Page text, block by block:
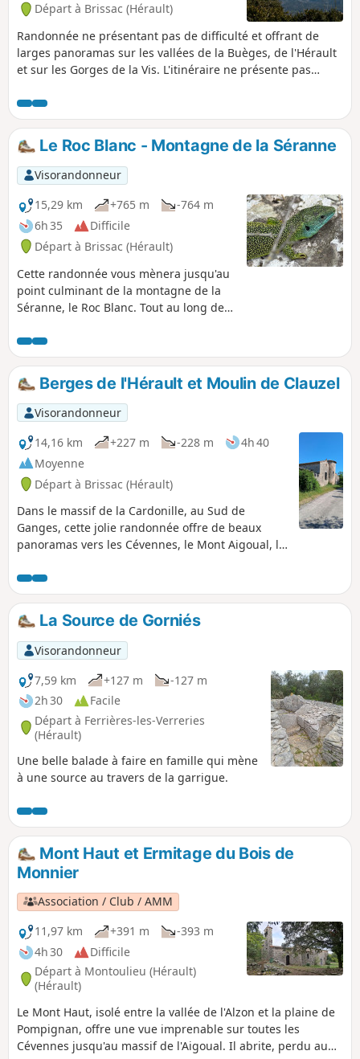
Départ à Brissac (Hérault)
Randonnée ne présentant pas de difficulté et offrant de
larges panoramas sur les vallées de la Buèges, de l'Hérault
et sur les Gorges de la Vis. L'itinéraire ne présente pas
Le Roc Blanc - Montagne de la Séranne
Visorandonneur
15,29 km
+765 m
-764 m
6h 35
Difficile
Départ à Brissac (Hérault)
Cette randonnée vous mènera jusqu'au
point culminant de la montagne de la
Séranne, le Roc Blanc. Tout au long de
panoramas sur les vallées de la Buèges,
de l'Hérault, les Gorges de la Vis, le Pic
Saint-Loup et l'Hortus.
Berges de l'Hérault et Moulin de Clauzel
Visorandonneur
14,16 km
+227 m -228 m
4h 40
Moyenne
Départ à Brissac (Hérault)
Dans le massif de la Cardonille, au Sud de
Ganges, cette jolie randonnée offre de beaux
panoramas vers les Cévennes, le Mont Aigoual, le
Demoiselles. Elle se rapproche ensuite des
berges de l'Hérault par des chemins et sentiers
ombragés offrant un véritable havre de fraîcheur
à la belle saison. Le circuit, parfois en balcon,
permet de belles vues sur le fleuve et ses
méandres avant d'atteindre le pittoresque Moulin
de Clauzel.
La Source de Gorniés
Visorandonneur
7,59 km
+127 m
-127 m
2h 30
Facile
Départ à Ferrières-les-Verreries
(Hérault)
Une belle balade à faire en famille qui mène
à une source au travers de la garrigue.
Mont Haut et Ermitage du Bois de
Monnier
Association / Club / AMM
11,97 km
+391 m
-393 m
4h 30
Difficile
Départ à Montoulieu (Hérault)
(Hérault)
Le Mont Haut, isolé entre la vallée de l'Alzon et la plaine de
Pompignan, offre une vue imprenable sur toutes les
Cévennes jusqu'au massif de l'Aigoual. Il abrite, perdu au